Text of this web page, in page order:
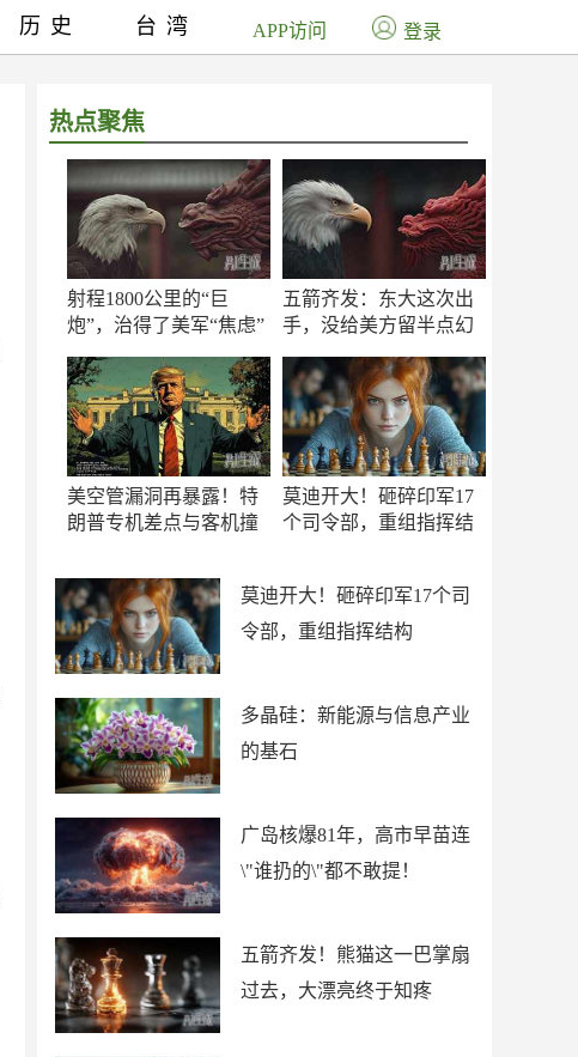
热点聚焦
射程1800公里的“巨
炮”，治得了美军“焦虑”
五箭齐发：东大这次出
手，没给美方留半点幻
美空管漏洞再暴露！特
朗普专机差点与客机撞
莫迪开大！砸碎印军17
个司令部，重组指挥结
莫迪开大！砸碎印军17个司
令部，重组指挥结构
多晶硅：新能源与信息产业
的基石
广岛核爆81年，高市早苗连
\"谁扔的\"都不敢提！
五箭齐发！熊猫这一巴掌扇
过去，大漂亮终于知疼
历史 台湾 APP访问 登录